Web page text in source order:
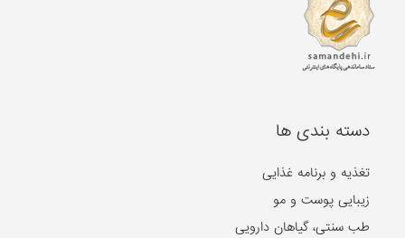
دسته بندی ها
تغذیه و برنامه غذایی
زیبایی پوست و مو
طب سنتی، گیاهان دارویی